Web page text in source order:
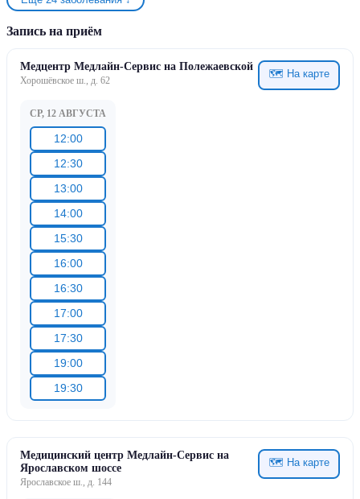
Запись на приём
Медцентр Медлайн-Сервис на Полежаевской
Хорошёвское ш., д. 62
🗺 На карте
СР, 12 АВГУСТА
12:00
12:30
13:00
14:00
15:30
16:00
16:30
17:00
17:30
19:00
19:30
Медицинский центр Медлайн-Сервис на
Ярославском шоссе
Ярославское ш., д. 144
🗺 На карте